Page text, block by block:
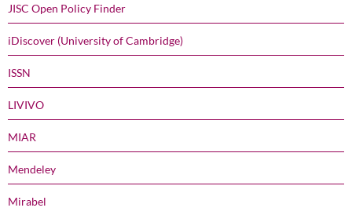
JISC Open Policy Finder
iDiscover (University of Cambridge)
ISSN
LIVIVO
MIAR
Mendeley
Mirabel